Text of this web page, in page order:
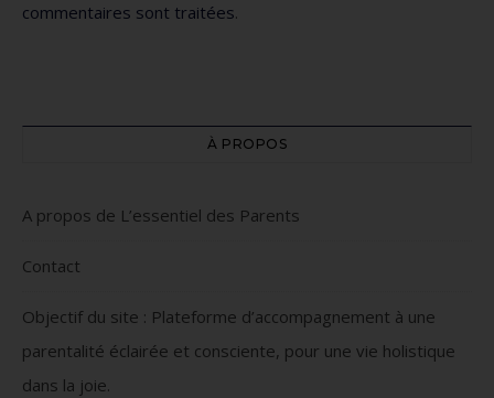
commentaires sont traitées.
À PROPOS
A propos de L’essentiel des Parents
Contact
Objectif du site : Plateforme d’accompagnement à une
parentalité éclairée et consciente, pour une vie holistique
dans la joie.